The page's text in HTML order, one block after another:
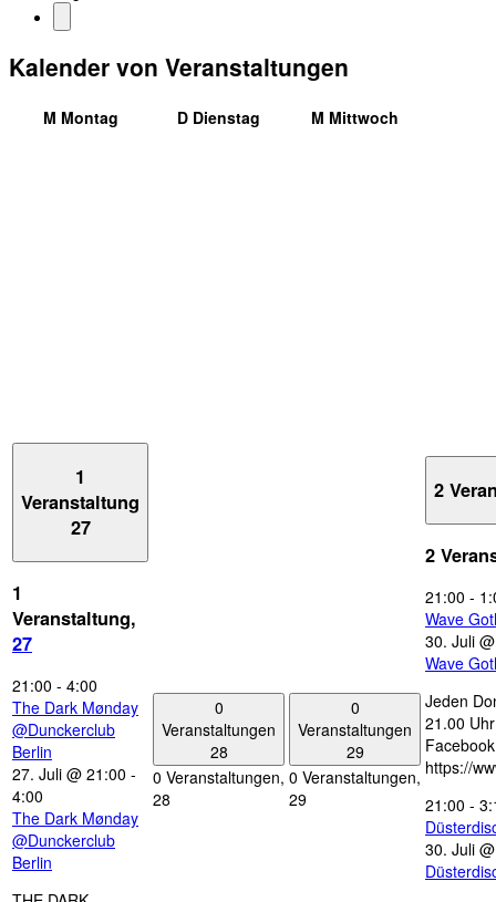
Kalender von Veranstaltungen
M Montag D Dienstag M Mittwoch
1
Veranstaltung
27
1
Veranstaltung,
27
21:00 - 4:00
The Dark Mønday
@Dunckerclub
Berlin
27. Juli @ 21:00 -
4:00
The Dark Mønday
@Dunckerclub
Berlin
0
Veranstaltungen
28
0 Veranstaltungen,
28
0
Veranstaltungen
29
0 Veranstaltungen,
29
2
2
21:00 -
Wave
30. Juli
Wave
Jeden
21.00
https://
21:00 -
30. Juli